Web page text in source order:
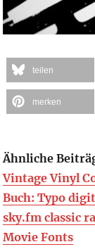
teilen
merken
Ähnliche
Vintage Vinyl
Buch: Typo
sky.fm classic
Movie Fonts